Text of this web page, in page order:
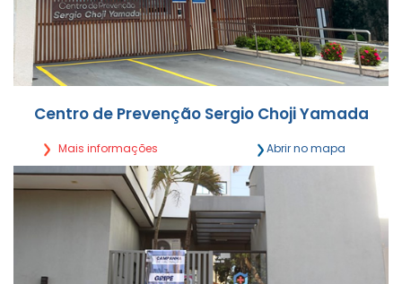
Centro de Prevenção Sergio Choji Yamada
Mais informações Abrir no mapa
Rua Rui Barbosa, 703 Centro - Campo Grande/MS
Segunda a Sexta, das 7h às 21h
(67) 3027-0503 | (67) 9 9895-4514
Detalhes